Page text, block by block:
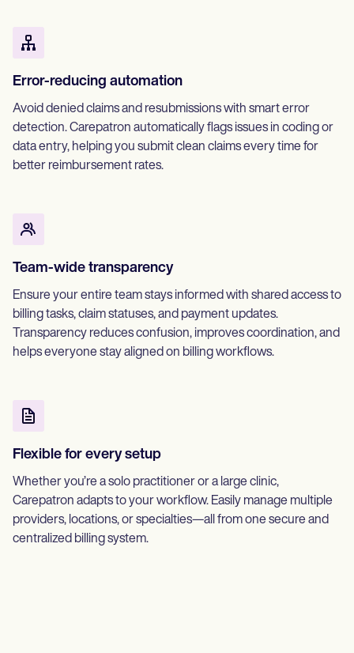
Error-reducing automation
Avoid denied claims and resubmissions with smart error
detection. Carepatron automatically flags issues in coding or
data entry, helping you submit clean claims every time for
better reimbursement rates.
Team-wide transparency
Ensure your entire team stays informed with shared access to
billing tasks, claim statuses, and payment updates.
Transparency reduces confusion, improves coordination, and
helps everyone stay aligned on billing workflows.
Flexible for every setup
Whether you’re a solo practitioner or a large clinic,
Carepatron adapts to your workflow. Easily manage multiple
providers, locations, or specialties—all from one secure and
centralized billing system.